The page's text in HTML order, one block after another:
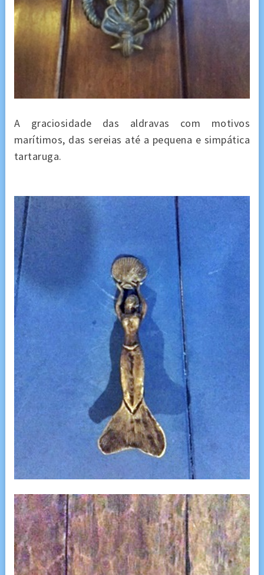
A graciosidade das aldravas com motivos
marítimos, das sereias até a pequena e simpática
tartaruga.